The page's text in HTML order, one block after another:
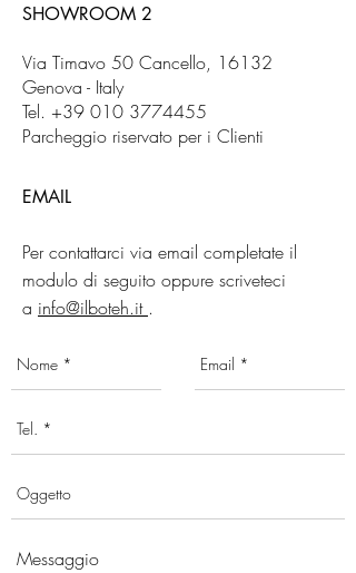
SHOWROOM 2
Via Timavo 50 Cancello, 16132
Genova - Italy
Tel. +39 010 3774455
Parcheggio riservato per i Clienti
EMAIL
Per contattarci via email completate il
modulo di seguito oppure scriveteci
a info@ilboteh.it .